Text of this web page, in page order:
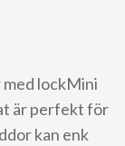
med lockMini
är perfekt för
kan enk